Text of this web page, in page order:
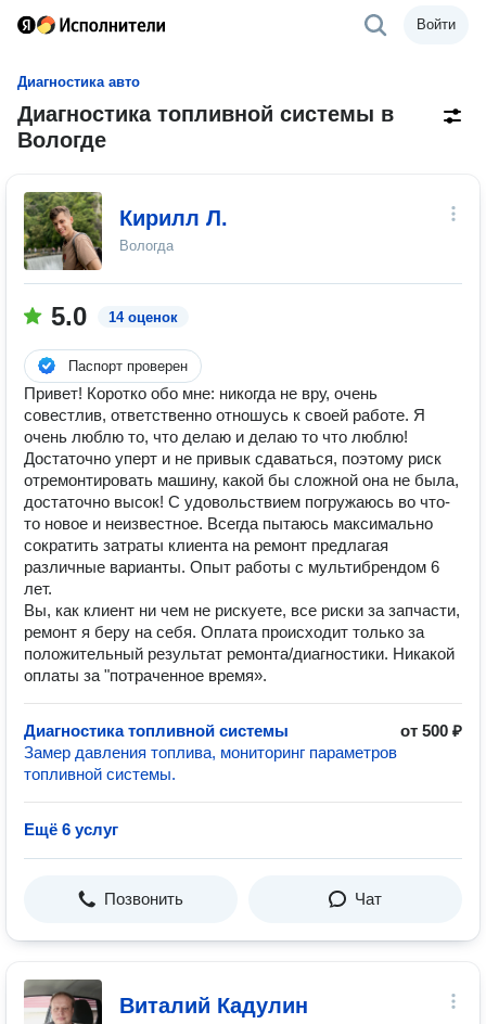
Войти
Диагностика авто
Диагностика топливной системы в
Вологде
Кирилл Л.
Вологда
5.0 14 оценок
Паспорт проверен
Привет! Коротко обо мне: никогда не вру, очень
совестлив, ответственно отношусь к своей работе. Я
очень люблю то, что делаю и делаю то что люблю!
Достаточно уперт и не привык сдаваться, поэтому риск
отремонтировать машину, какой бы сложной она не была,
достаточно высок! С удовольствием погружаюсь во что-
то новое и неизвестное. Всегда пытаюсь максимально
сократить затраты клиента на ремонт предлагая
различные варианты. Опыт работы с мультибрендом 6
лет.
Вы, как клиент ни чем не рискуете, все риски за запчасти,
ремонт я беру на себя. Оплата происходит только за
положительный результат ремонта/диагностики. Никакой
оплаты за "потраченное время».
Диагностика топливной системы
от 500 ₽
Замер давления топлива, мониторинг параметров
топливной системы.
Ещё 6 услуг
Позвонить Чат
Виталий Кадулин